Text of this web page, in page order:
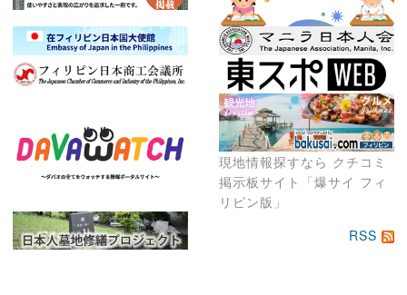
現地情報探すなら クチコミ
掲示板サイト「爆サイ フィ
リピン版」
RSS